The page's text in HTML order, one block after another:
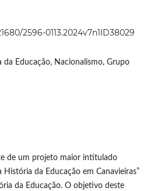
2596-0113.2024v7n1ID38029
da Educação, Nacionalismo, Grupo
de um projeto maior intitulado
História da Educação em Canavieiras”
da Educação. O objetivo deste